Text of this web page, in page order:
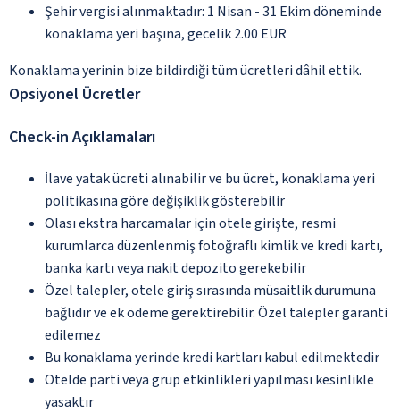
Şehir vergisi alınmaktadır: 1 Nisan - 31 Ekim döneminde
konaklama yeri başına, gecelik 2.00 EUR
Konaklama yerinin bize bildirdiği tüm ücretleri dâhil ettik.
Opsiyonel Ücretler
Check-in Açıklamaları
İlave yatak ücreti alınabilir ve bu ücret, konaklama yeri
politikasına göre değişiklik gösterebilir
Olası ekstra harcamalar için otele girişte, resmi
kurumlarca düzenlenmiş fotoğraflı kimlik ve kredi kartı,
banka kartı veya nakit depozito gerekebilir
Özel talepler, otele giriş sırasında müsaitlik durumuna
bağlıdır ve ek ödeme gerektirebilir. Özel talepler garanti
edilemez
Bu konaklama yerinde kredi kartları kabul edilmektedir
Otelde parti veya grup etkinlikleri yapılması kesinlikle
yasaktır